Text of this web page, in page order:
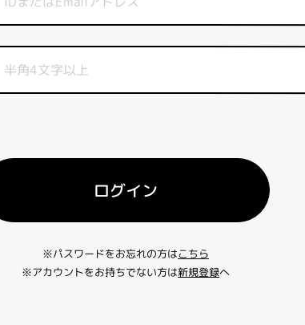
ログイン
※パスワードをお忘れの方はこちら
※アカウントをお持ちでない方は新規登録へ